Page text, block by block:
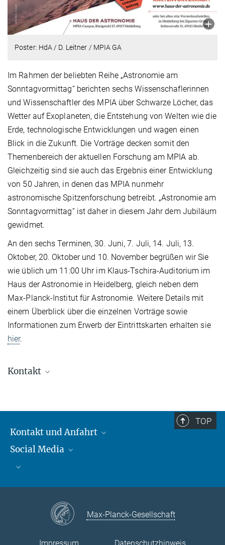
Poster: HdA / D. Leitner / MPIA GA
Im Rahmen der beliebten Reihe „Astronomie am
Sonntagvormittag“ berichten sechs Wissenschaflerinnen
und Wissenschaftler des MPIA über Schwarze Löcher, das
Wetter auf Exoplaneten, die Entstehung von Welten wie die
Erde, technologische Entwicklungen und wagen einen
Blick in die Zukunft. Die Vorträge decken somit den
Themenbereich der aktuellen Forschung am MPIA ab.
Gleichzeitig sind sie auch das Ergebnis einer Entwicklung
von 50 Jahren, in denen das MPIA nunmehr
astronomische Spitzenforschung betreibt. „Astronomie am
Sonntagvormittag“ ist daher in diesem Jahr dem Jubiläum
gewidmet.
An den sechs Terminen, 30. Juni, 7. Juli, 14. Juli, 13.
Oktober, 20. Oktober und 10. November begrüßen wir Sie
wie üblich um 11:00 Uhr im Klaus-Tschira-Auditorium im
Haus der Astronomie in Heidelberg, gleich neben dem
Max-Planck-Institut für Astronomie. Weitere Details mit
einem Überblick über die einzelnen Vorträge sowie
Informationen zum Erwerb der Eintrittskarten erhalten sie
hier.
Kontakt
+49 6221 528-134
bruemmer@...
TOP
Kontakt und Anfahrt
Kontakt und Anfahrt
Social Media
Bluesky
Max-Planck-Gesellschaft